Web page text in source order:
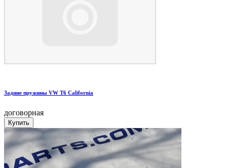
Задние пружины VW T6 California
договорная